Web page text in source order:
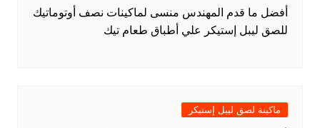
أفضل ما قدم المهندس منسى لماكينات نصف أوتوماتيك
للصق ليبل إستيكر علي أطباق طعام تيك
ماكينة لصق ليبل إستيكر